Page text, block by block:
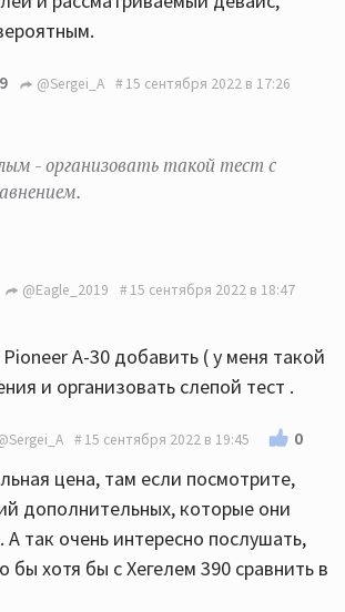
@Sergei_A 15 сентября 2022 в 17:26
- организовать такой тест с
@Eagle_2019 15 сентября 2022 в 18:47
A-30 добавить ( у меня такой
и организовать слепой тест .
15 сентября 2022 в 19:45 0
цена, там если посмотрите,
дополнительных, которые они
так очень интересно послушать,
бы хотя бы с Хегелем 390 сравнить в